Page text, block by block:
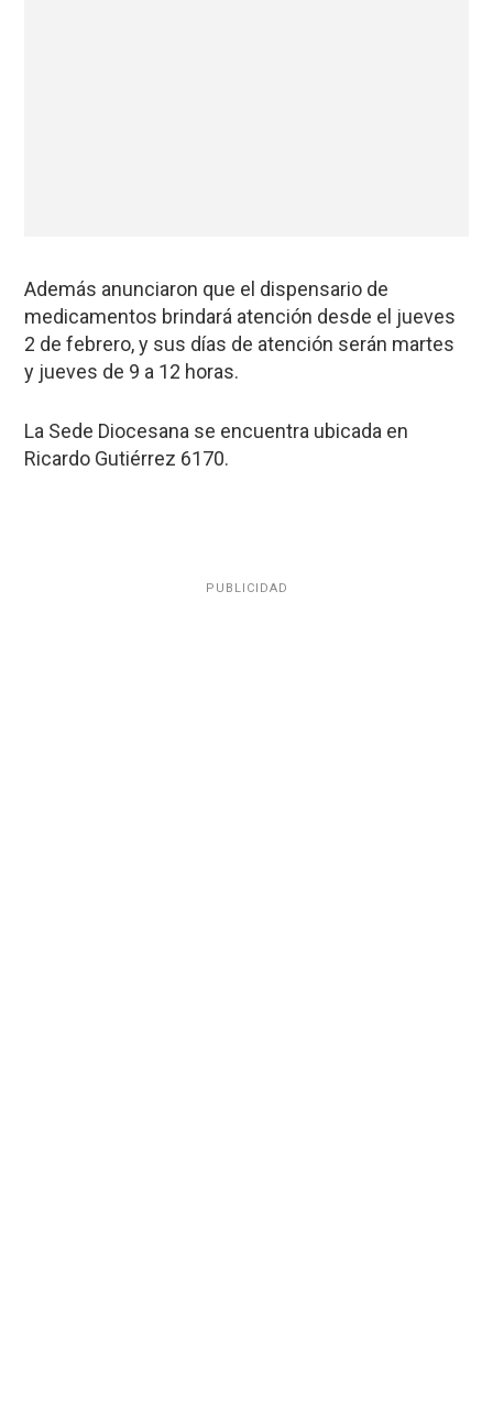
Además anunciaron que el dispensario de
medicamentos brindará atención desde el jueves
2 de febrero, y sus días de atención serán martes
y jueves de 9 a 12 horas.
La Sede Diocesana se encuentra ubicada en
Ricardo Gutiérrez 6170.
PUBLICIDAD